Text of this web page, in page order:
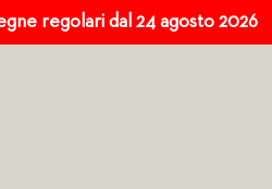
regolari dal 24 agosto 2026